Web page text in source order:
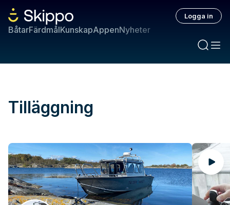
BåtarFärdmålKunskapAppenNyheter
Logga in
Tilläggning